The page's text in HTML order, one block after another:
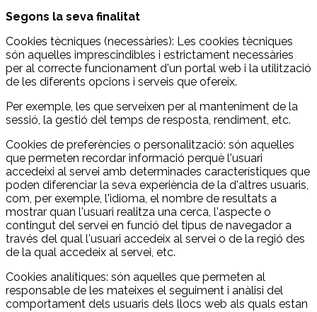
Segons la seva finalitat
Cookies tècniques (necessàries): Les cookies tècniques
són aquelles imprescindibles i estrictament necessàries
per al correcte funcionament d'un portal web i la utilització
de les diferents opcions i serveis que ofereix.
Per exemple, les que serveixen per al manteniment de la
sessió, la gestió del temps de resposta, rendiment, etc.
Cookies de preferències o personalització: són aquelles
que permeten recordar informació perquè l'usuari
accedeixi al servei amb determinades característiques que
poden diferenciar la seva experiència de la d'altres usuaris,
com, per exemple, l'idioma, el nombre de resultats a
mostrar quan l'usuari realitza una cerca, l'aspecte o
contingut del servei en funció del tipus de navegador a
través del qual l'usuari accedeix al servei o de la regió des
de la qual accedeix al servei, etc.
Cookies analítiques: són aquelles que permeten al
responsable de les mateixes el seguiment i anàlisi del
comportament dels usuaris dels llocs web als quals estan